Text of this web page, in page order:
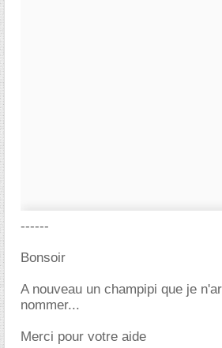
------
Bonsoir
A nouveau un champipi que je
nommer...
Merci pour votre aide